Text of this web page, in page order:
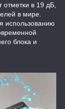
отметки в 19 дБ,
в мире.
использованию
блока и